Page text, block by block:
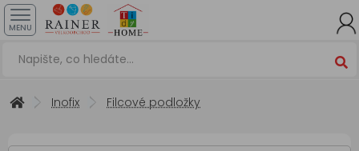
MENU
Inofix Filcové podložky